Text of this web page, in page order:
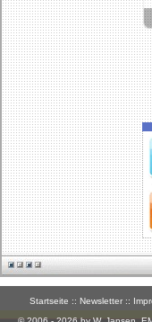
Startseite :: Newsletter ::